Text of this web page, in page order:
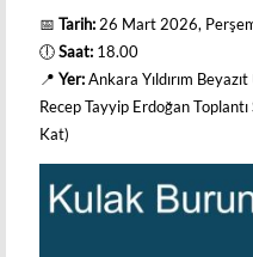
📅 Tarih: 26 Mart 2026,
🕕 Saat: 18.00
📍 Yer: Ankara Yıldırım
Recep Tayyip Erdoğan Toplantı
Kat)